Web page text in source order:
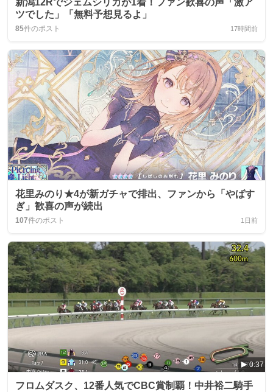
新潟12Rでジェムシリカが1着！ファン歓喜の声「激ア
ツでした」「無料予想見るよ」
85件のポスト 17時間前
花里みのり★4が新ガチャで排出、ファンから「やばす
ぎ」歓喜の声が続出
107件のポスト 1日前
0:37
フロムダスク、12番人気でCBC賞制覇！中井裕二騎手